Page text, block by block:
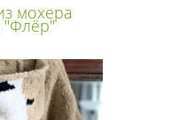
мохера
"Флёр"